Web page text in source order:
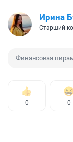
Ирина
Старший
Финансовая
0 0